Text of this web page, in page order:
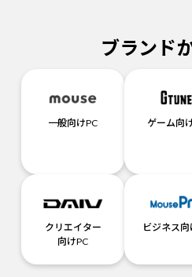
ブランド
一般向けPC ゲーム向
クリエイター
向けPC
ビジネス向